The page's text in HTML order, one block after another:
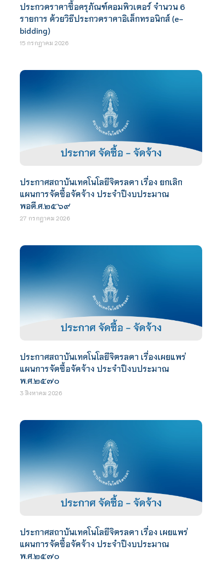
ประกวดราคาซื้อครุภัณฑ์คอมพิวเตอร์ จำนวน 6
รายการ ด้วยวิธีประกวดราคาอิเล็กทรอนิกส์ (e-
bidding)
15 กรกฎาคม 2026
ประกาศสถาบันเทคโนโลยีจิตรลดา เรื่อง ยกเลิก
แผนการจัดซื้อจัดจ้าง ประจำปีงบประมาณ
พอดี.ศ.๒๕๖๙
27 กรกฎาคม 2026
ประกาศสถาบันเทคโนโลยีจิตรลดา เรื่องเผยแพร่
แผนการจัดซื้อจัดจ้าง ประจำปีงบประมาณ
พ.ศ.๒๕๗๐
3 สิงหาคม 2026
ประกาศสถาบันเทคโนโลยีจิตรลดา เรื่อง เผยแพร่
แผนการจัดซื้อจัดจ้าง ประจำปีงบประมาณ
พ.ศ.๒๕๗๐